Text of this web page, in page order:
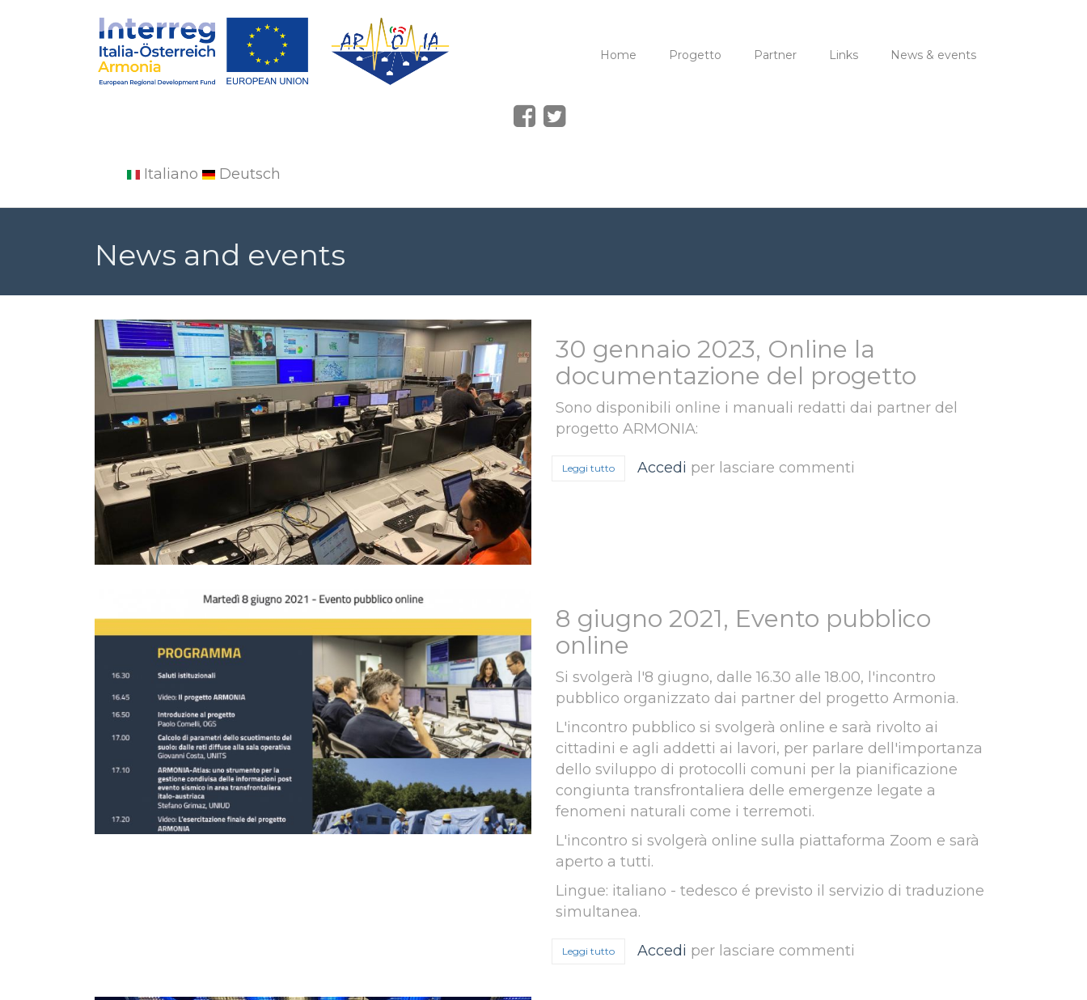
Home Progetto Partner Links News & events
Italiano Deutsch
News and events
30 gennaio 2023, Online la
documentazione del progetto
Sono disponibili online i manuali redatti dai partner del
progetto ARMONIA:
Leggi tutto su 30 gennaio 2023, Online la documentazione del progetto
Accedi per lasciare commenti
8 giugno 2021, Evento pubblico
online
Si svolgerà l'8 giugno, dalle 16.30 alle 18.00, l'incontro
pubblico organizzato dai partner del progetto Armonia.
L'incontro pubblico si svolgerà online e sarà rivolto ai
cittadini e agli addetti ai lavori, per parlare dell'importanza
dello sviluppo di protocolli comuni per la pianificazione
congiunta transfrontaliera delle emergenze legate a
fenomeni naturali come i terremoti.
L'incontro si svolgerà online sulla piattaforma Zoom e sarà
aperto a tutti.
Lingue: italiano - tedesco é previsto il servizio di traduzione
simultanea.
Leggi tutto su 8 giugno 2021, Evento pubblico online
Accedi per lasciare commenti